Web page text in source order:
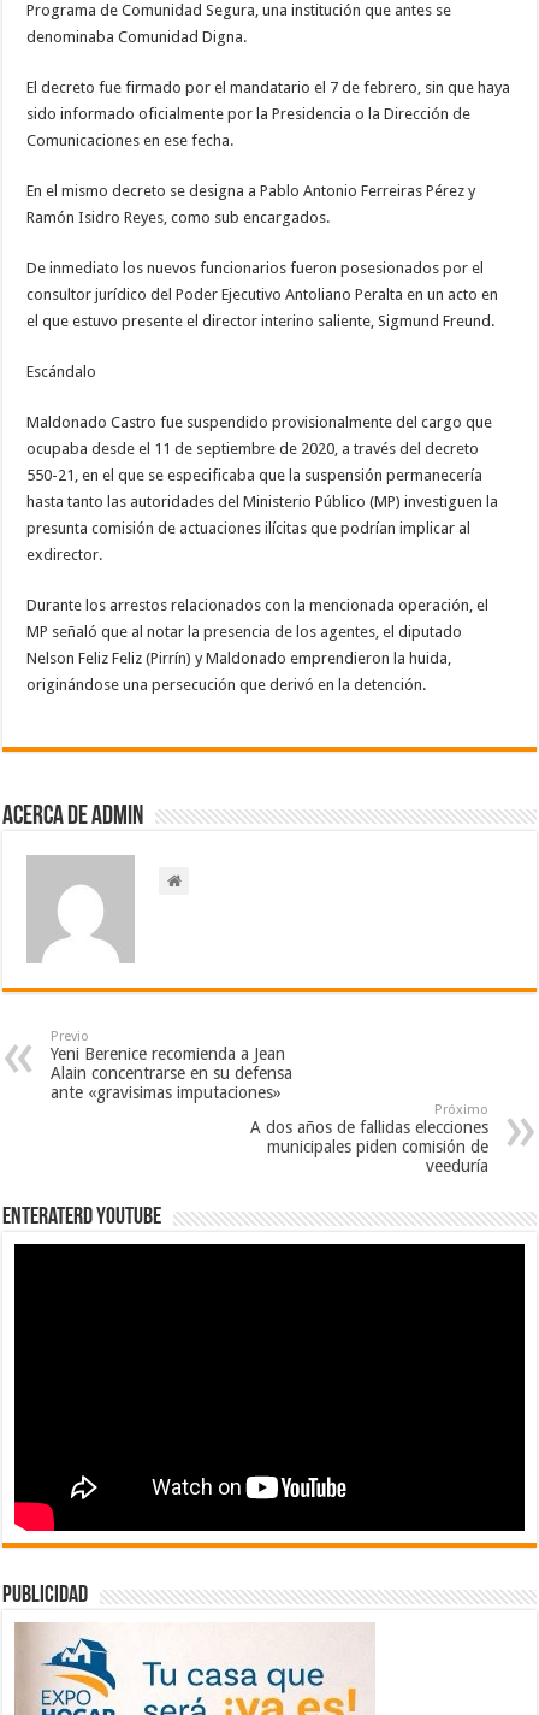
Programa de Comunidad Segura, una institución que antes se
denominaba Comunidad Digna.
El decreto fue firmado por el mandatario el 7 de febrero, sin que haya
sido informado oficialmente por la Presidencia o la Dirección de
Comunicaciones en ese fecha.
En el mismo decreto se designa a Pablo Antonio Ferreiras Pérez y
Ramón Isidro Reyes, como sub encargados.
De inmediato los nuevos funcionarios fueron posesionados por el
consultor jurídico del Poder Ejecutivo Antoliano Peralta en un acto en
el que estuvo presente el director interino saliente, Sigmund Freund.
Escándalo
Maldonado Castro fue suspendido provisionalmente del cargo que
ocupaba desde el 11 de septiembre de 2020, a través del decreto
550-21, en el que se especificaba que la suspensión permanecería
hasta tanto las autoridades del Ministerio Público (MP) investiguen la
presunta comisión de actuaciones ilícitas que podrían implicar al
exdirector.
Durante los arrestos relacionados con la mencionada operación, el
MP señaló que al notar la presencia de los agentes, el diputado
Nelson Feliz Feliz (Pirrín) y Maldonado emprendieron la huida,
originándose una persecución que derivó en la detención.
Acerca de admin
Previo
Yeni Berenice recomienda a Jean
Alain concentrarse en su defensa
ante «gravisimas imputaciones»
Próximo
A dos años de fallidas elecciones
municipales piden comisión de
veeduría
EnterateRD YOUTUBE
publicidad